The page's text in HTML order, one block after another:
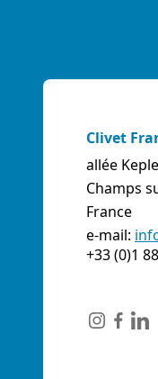
Clivet
allée
Champs
France
e-mail:
+33 (0)1